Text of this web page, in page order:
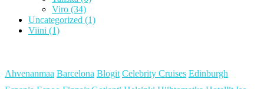
Viro (34)
Uncategorized (1)
Viini (1)
Ahvenanmaa Barcelona Blogit Celebrity Cruises Edinburgh